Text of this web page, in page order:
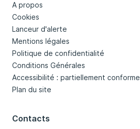
A propos
Cookies
Lanceur d'alerte
Mentions légales
Politique de confidentialité
Conditions Générales
Accessibilité : partiellement conforme
Plan du site
Contacts